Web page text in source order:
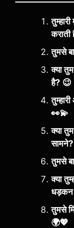
तुमसे
क्या
है? 😉
👀💫
क्या
तुमसे
क्या
धड़कन
तुमसे
🌍💖